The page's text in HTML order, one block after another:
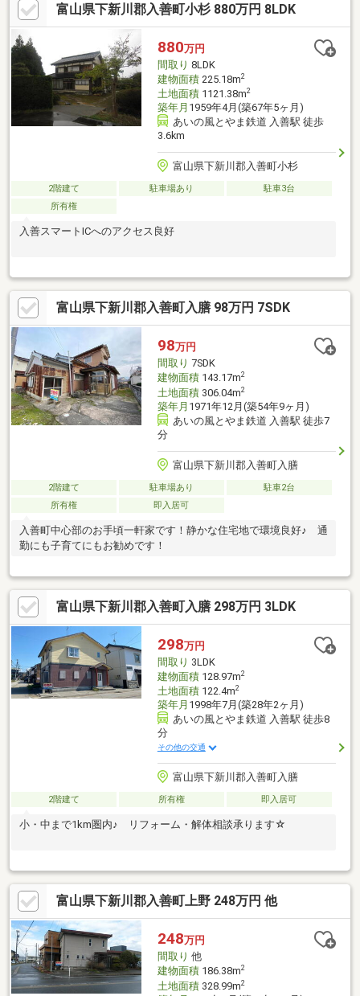
富山県下新川郡入善町小杉 880万円 8LDK
880万円
間取り 8LDK
建物面積225.18m2
土地面積1121.38m2
築年月 1959年4月(築67年5ヶ月)
あいの風とやま鉄道 入善駅 徒歩
3.6km
富山県下新川郡入善町小杉
2階建て 駐車場あり
駐車3台
所有権
入善スマートICへのアクセス良好
富山県下新川郡入善町入膳 98万円 7SDK
98万円
間取り 7SDK
建物面積143.17m2
土地面積306.04m2
築年月 1971年12月(築54年9ヶ月)
あいの風とやま鉄道 入善駅 徒歩7
分
富山県下新川郡入善町入膳
2階建て 駐車場あり
駐車2台
所有権
即入居可
入善町中心部のお手頃一軒家です！静かな住宅地で環境良好♪ 通
勤にも子育てにもお勧めです！
富山県下新川郡入善町入膳 298万円 3LDK
298万円
間取り 3LDK
建物面積128.97m2
土地面積122.4m2
築年月 1998年7月(築28年2ヶ月)
あいの風とやま鉄道 入善駅 徒歩8
分
その他の交通
富山県下新川郡入善町入膳
2階建て 所有権 即入居可
小・中まで1km圏内♪ リフォーム・解体相談承ります☆
富山県下新川郡入善町上野 248万円 他
248万円
間取り 他
建物面積186.38m2
土地面積328.99m2